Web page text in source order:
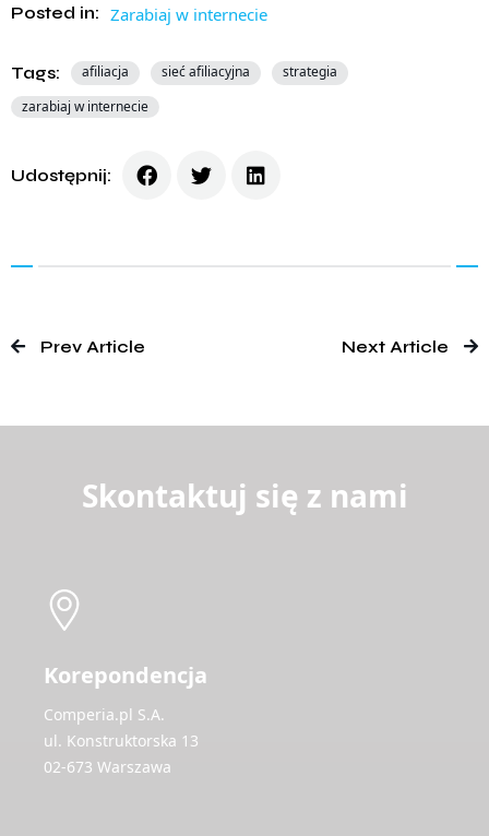
Posted in: Zarabiaj w internecie
Tags: afiliacja sieć afiliacyjna
strategia
zarabiaj w internecie
Udostępnij:
Prev Article Next Article
Skontaktuj się z nami
Korepondencja
Comperia.pl S.A.
ul. Konstruktorska 13
02-673 Warszawa